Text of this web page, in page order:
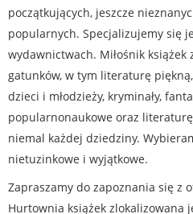
początkujących, jeszcze
popularnych. Specjalizujemy się
wydawnictwach. Miłośnik
gatunków, w tym literaturę
dzieci i młodzieży, kryminały,
popularnonaukowe oraz
niemal każdej dziedziny.
nietuzinkowe i wyjątkowe.
Zapraszamy do zapoznania się z
Hurtownia książek zlokalizowana